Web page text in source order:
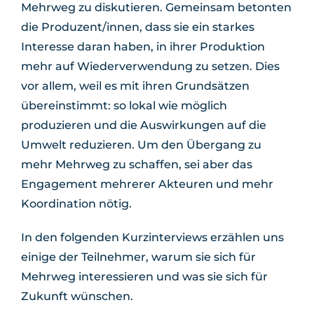
Mehrweg zu diskutieren. Gemeinsam betonten
die Produzent/innen, dass sie ein starkes
Interesse daran haben, in ihrer Produktion
mehr auf Wiederverwendung zu setzen. Dies
vor allem, weil es mit ihren Grundsätzen
übereinstimmt: so lokal wie möglich
produzieren und die Auswirkungen auf die
Umwelt reduzieren. Um den Übergang zu
mehr Mehrweg zu schaffen, sei aber das
Engagement mehrerer Akteuren und mehr
Koordination nötig.
In den folgenden Kurzinterviews erzählen uns
einige der Teilnehmer, warum sie sich für
Mehrweg interessieren und was sie sich für
Zukunft wünschen.